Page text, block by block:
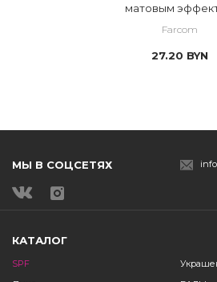
матовым
Farcom
27.20 BYN
МЫ В СОЦСЕТЯХ
КАТАЛОГ
SPF